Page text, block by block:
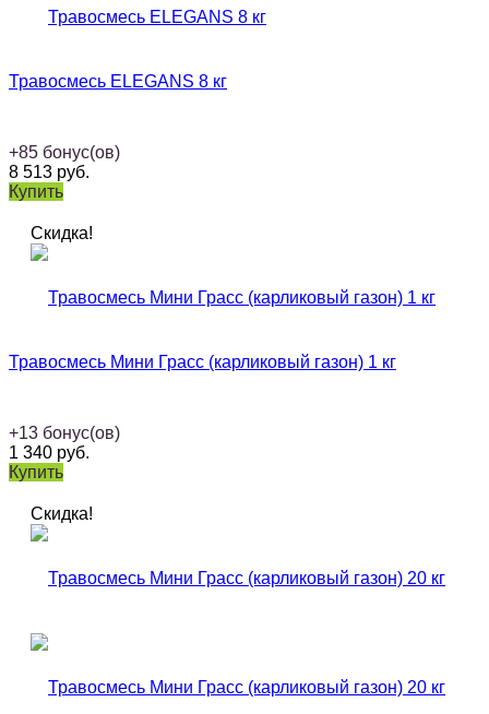
Травосмесь ELEGANS 8 кг
+85 бонус(ов)
8 513 руб.
Купить
Скидка!
Травосмесь Мини Грасс (карликовый газон) 1 кг
+13 бонус(ов)
1 340 руб.
Купить
Скидка!